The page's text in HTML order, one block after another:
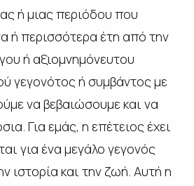
ή μιας περιόδου που
ή περισσότερα έτη από την
ή αξιομνημόνευτου
γεγονότος ή συμβάντος με
να βεβαιώσουμε και να
Για εμάς, η επέτειος έχει
για ένα μεγάλο γεγονός
ιστορία και την ζωή. Αυτή η